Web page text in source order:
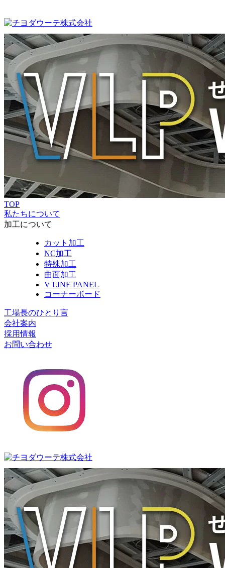
TOP
私たちについて
加工について
カット加工
NC加工
特殊加工
曲面加工
V LINE PANEL
コーナーボード
工場長のひとり言
会社案内
採用情報
お問い合わせ